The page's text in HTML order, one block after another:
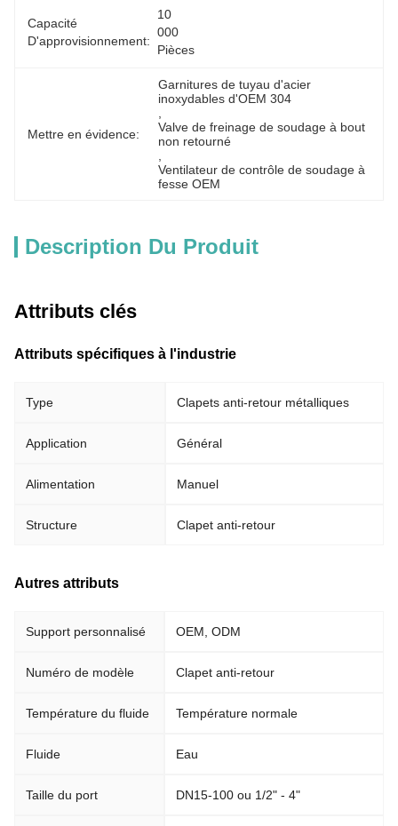
Capacité
D'approvisionnement:
10
000
Pièces
Mettre en évidence:
Garnitures de tuyau d'acier
inoxydables d'OEM 304
Valve de freinage de soudage à bout
non retourné
Ventilateur de contrôle de soudage à
fesse OEM
Description Du Produit
Attributs clés
Attributs spécifiques à l'industrie
Type Clapets anti-retour métalliques
Application Général
Alimentation Manuel
Structure Clapet anti-retour
Autres attributs
Support personnalisé OEM, ODM
Numéro de modèle Clapet anti-retour
Température du fluide Température normale
Fluide Eau
Taille du port DN15-100 ou 1/2" - 4"